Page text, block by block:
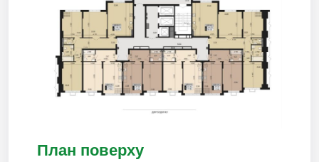
План поверху